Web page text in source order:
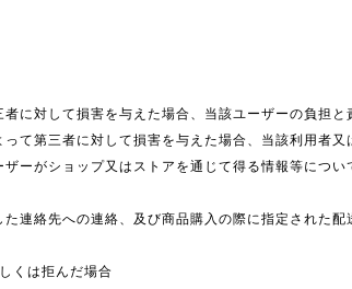
に対して損害を与えた場合、当該ユーザーの負担と
て第三者に対して損害を与えた場合、当該利用者又
ーがショップ又はストアを通じて得る情報等につ
連絡先への連絡、及び商品購入の際に指定された
くは拒んだ場合